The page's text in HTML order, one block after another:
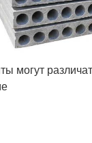
могут